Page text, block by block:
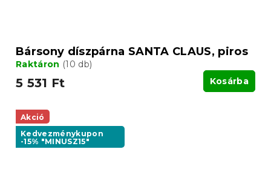
Bársony díszpárna SANTA CLAUS, piros
Raktáron (10 db)
5 531 Ft Kosárba
Akció
Kedvezménykupon
-15% "MINUSZ15"